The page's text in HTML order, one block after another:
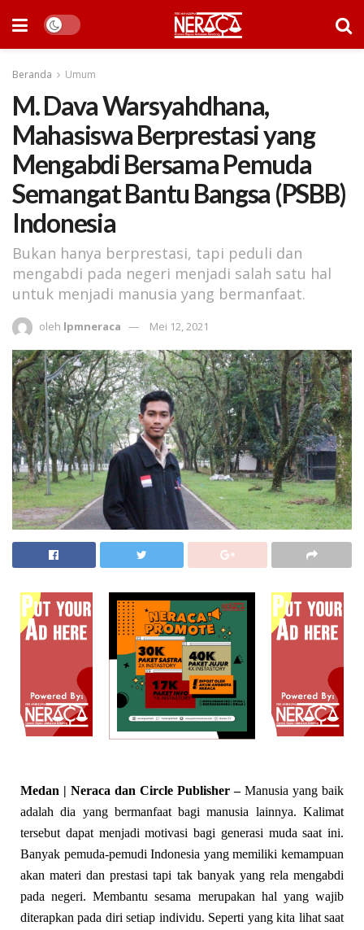
Beranda Umum
M. Dava Warsyahdhana,
Mahasiswa Berprestasi yang
Mengabdi Bersama Pemuda
Semangat Bantu Bangsa (PSBB)
Indonesia
Bukan hanya berprestasi, tapi peduli dan
mengabdi pada negeri menjadi salah satu hal
untuk menjadi manusia yang bermanfaat.
oleh lpmneraca Mei 12, 2021
Medan | Neraca dan Circle Publisher – Manusia yang baik
adalah dia yang bermanfaat bagi manusia lainnya. Kalimat
tersebut dapat menjadi motivasi bagi generasi muda saat ini.
Banyak pemuda-pemudi Indonesia yang memiliki kemampuan
akan materi dan prestasi tapi tak banyak yang rela mengabdi
pada negeri. Membantu sesama merupakan hal yang wajib
diterapkan pada diri setiap individu. Seperti yang kita lihat saat